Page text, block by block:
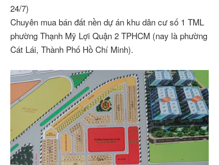
24/7)
Chuyên mua bán đất nền dự án khu dân cư số 1 TML
phường Thạnh Mỹ Lợi Quận 2 TPHCM (nay là phường
Cát Lái, Thành Phố Hồ Chí Minh).